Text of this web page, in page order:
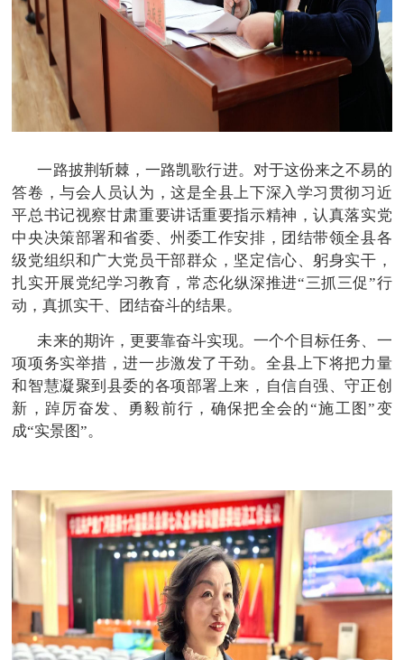
一路披荆斩棘，一路凯歌行进。对于这份来之不易的
答卷，与会人员认为，这是全县上下深入学习贯彻习近
平总书记视察甘肃重要讲话重要指示精神，认真落实党
中央决策部署和省委、州委工作安排，团结带领全县各
级党组织和广大党员干部群众，坚定信心、躬身实干，
扎实开展党纪学习教育，常态化纵深推进“三抓三促”行
动，真抓实干、团结奋斗的结果。
未来的期许，更要靠奋斗实现。一个个目标任务、一
项项务实举措，进一步激发了干劲。全县上下将把力量
和智慧凝聚到县委的各项部署上来，自信自强、守正创
新，踔厉奋发、勇毅前行，确保把全会的“施工图”变
成“实景图”。